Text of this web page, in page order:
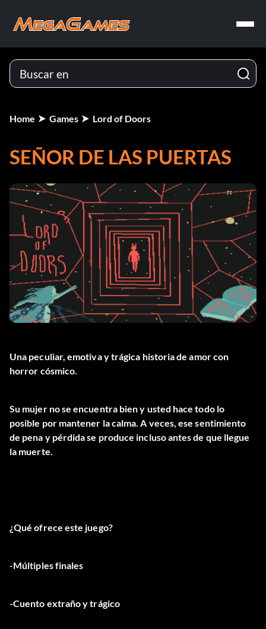
Home Games Lord of Doors
SEÑOR DE LAS PUERTAS
Una peculiar, emotiva y trágica historia de amor con
horror cósmico.
Su mujer no se encuentra bien y usted hace todo lo
posible por mantener la calma. A veces, ese sentimiento
de pena y pérdida se produce incluso antes de que llegue
la muerte.
¿Qué ofrece este juego?
-Múltiples finales
-Cuento extraño y trágico